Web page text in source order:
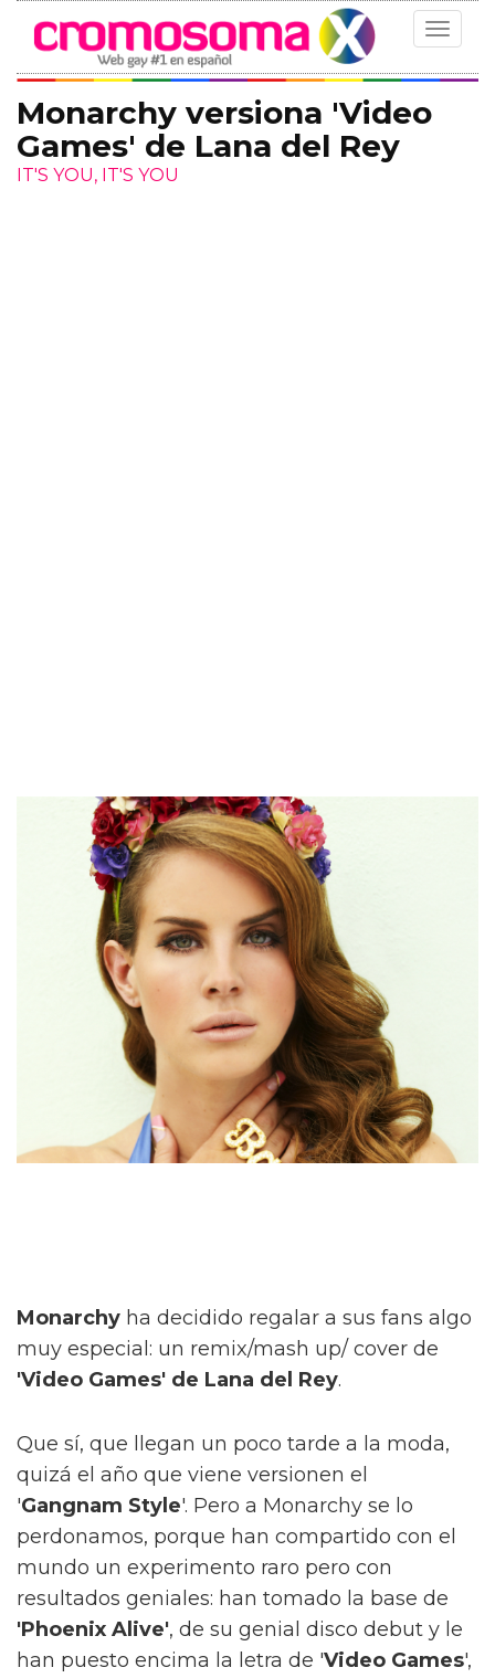
Toggle
Monarchy versiona 'Video
Games' de Lana del Rey
IT'S YOU, IT'S YOU
Monarchy ha decidido regalar a sus fans algo
muy especial: un remix/mash up/ cover de
'Video Games' de Lana del Rey.
Que sí, que llegan un poco tarde a la moda,
quizá el año que viene versionen el
'Gangnam Style'. Pero a Monarchy se lo
perdonamos, porque han compartido con el
mundo un experimento raro pero con
resultados geniales: han tomado la base de
'Phoenix Alive', de su genial disco debut y le
han puesto encima la letra de 'Video Games',